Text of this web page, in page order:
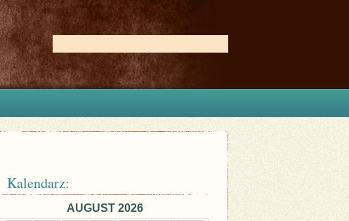
Kalendarz:
AUGUST 2026